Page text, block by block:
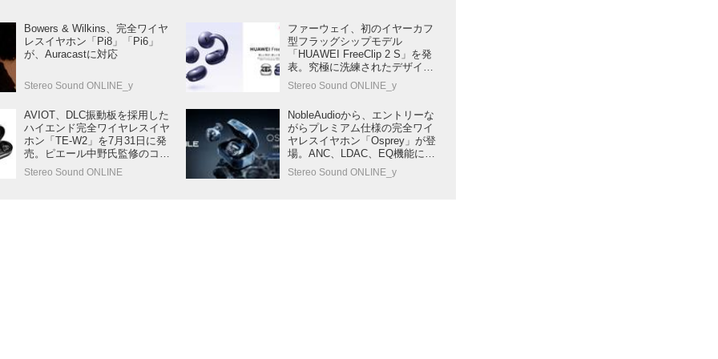
Bowers & Wilkins、完全ワイヤ
レスイヤホン「Pi8」「Pi6」
が、Auracastに対応
Stereo Sound ONLINE_y
ファーウェイ、初のイヤーカフ
型フラッグシップモデル
「HUAWEI FreeClip 2 S」を発
表。究極に洗練されたデザイン
を纏う逸品。本日より応援購入
受付開始
Stereo Sound ONLINE_y
AVIOT、DLC振動板を採用した
ハイエンド完全ワイヤレスイヤ
ホン「TE-W2」を7月31日に発
売。ピエール中野氏監修のコラ
ボモデル「TE-W2-PNK」もライ
ンナップ
Stereo Sound ONLINE
NobleAudioから、エントリーな
がらプレミアム仕様の完全ワイ
ヤレスイヤホン「Osprey」が登
場。ANC、LDAC、EQ機能に対
応
Stereo Sound ONLINE_y